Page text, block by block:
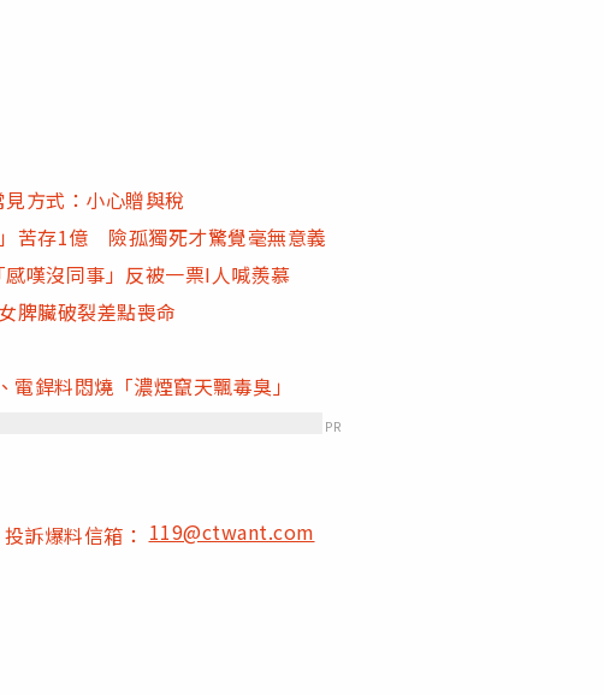
方式：小心贈與稅
苦存1億 險孤獨死才驚覺毫無意義
嘆沒同事」反被一票I人喊羨慕
脾臟破裂差點喪命
銲料悶燒「濃煙竄天飄毒臭」
PR
投訴爆料信箱：119@ctwant.com